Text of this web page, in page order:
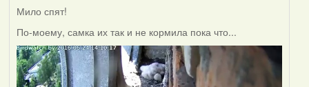
Мило спят!
По-моему, самка их так и не кормила пока что...